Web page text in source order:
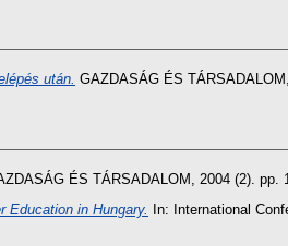
után. GAZDASÁG ÉS
ÉS TÁRSADALOM, 2004 (2). pp.
Education in Hungary.
In: International